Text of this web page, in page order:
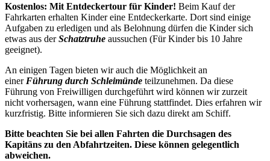
Kostenlos: Mit Entdeckertour für Kinder! Beim Kauf der
Fahrkarten erhalten Kinder eine Entdeckerkarte. Dort sind einige
Aufgaben zu erledigen und als Belohnung dürfen die Kinder sich
etwas aus derSchatztruhe aussuchen (Für Kinder bis 10 Jahre
geeignet).
An einigen Tagen bieten wir auch die Möglichkeit an
einer Führung durch Schleimünde teilzunehmen. Da diese
Führung von Freiwilligen durchgeführt wird können wir zurzeit
nicht vorhersagen, wann eine Führung stattfindet. Dies erfahren wir
kurzfristig. Bitte informieren Sie sich dazu direkt am Schiff.
Bitte beachten Sie bei allen Fahrten die Durchsagen des
Kapitäns zu den Abfahrtzeiten. Diese können gelegentlich
abweichen.